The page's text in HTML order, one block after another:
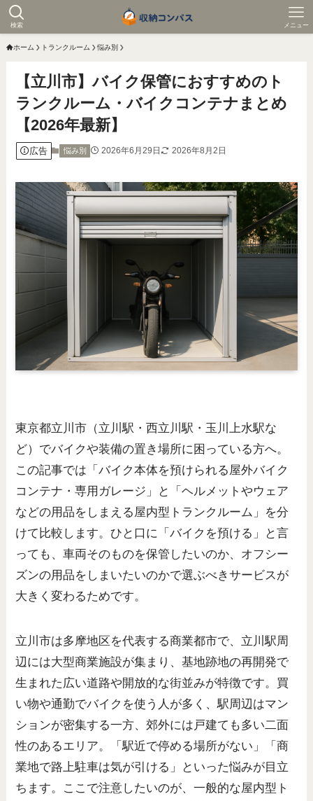
検索 メニュー
ホーム トランクルーム 悩み別
【立川市】バイク保管におすすめのト
ランクルーム・バイクコンテナまとめ
【2026年最新】
広告 悩み別 2026年6月29日 2026年8月2日
東京都立川市（立川駅・西立川駅・玉川上水駅な
ど）でバイクや装備の置き場所に困っている方へ。
この記事では「バイク本体を預けられる屋外バイク
コンテナ・専用ガレージ」と「ヘルメットやウェア
などの用品をしまえる屋内型トランクルーム」を分
けて比較します。ひと口に「バイクを預ける」と言
っても、車両そのものを保管したいのか、オフシー
ズンの用品をしまいたいのかで選ぶべきサービスが
大きく変わるためです。
立川市は多摩地区を代表する商業都市で、立川駅周
辺には大型商業施設が集まり、基地跡地の再開発で
生まれた広い道路や開放的な街並みが特徴です。買
い物や通勤でバイクを使う人が多く、駅周辺はマン
ションが密集する一方、郊外には戸建ても多い二面
性のあるエリア。「駅近で停める場所がない」「商
業地で路上駐車は気が引ける」といった悩みが目立
ちます。ここで注意したいのが、一般的な屋内型ト